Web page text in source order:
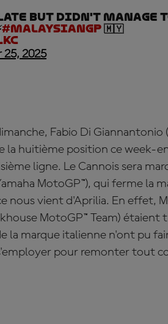
but didn't manage
#MalaysianGP🇲🇾
2025
Fabio Di Giannantonio
la huitième position ce week-
ligne. Le Cannois sera
MotoGP™), qui ferme la
nous vient d'Aprilia. En effet,
MotoGP™ Team) étaient
la marque italienne n'ont pu
pour remonter tout